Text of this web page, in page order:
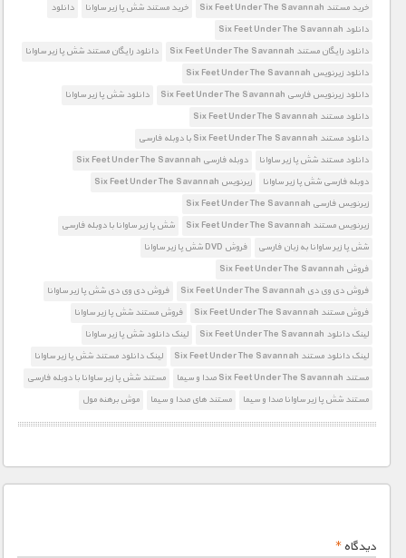
خرید مستند Six Feet Under The Savannah
خرید مستند شش پا زیر ساوانا
دانلود
دانلود Six Feet Under The Savannah
دانلود رایگان مستند Six Feet Under The Savannah
دانلود رایگان مستند شش پا زیر ساوانا
دانلود زیرنویس Six Feet Under The Savannah
دانلود زیرنویس فارسی Six Feet Under The Savannah
دانلود شش پا زیر ساوانا
دانلود مستند Six Feet Under The Savannah
دانلود مستند Six Feet Under The Savannah با دوبله فارسی
دانلود مستند شش پا زیر ساوانا
دوبله فارسی Six Feet Under The Savannah
دوبله فارسی شش پا زیر ساوانا
زیرنویس Six Feet Under The Savannah
زیرنویس فارسی Six Feet Under The Savannah
زیرنویس مستند Six Feet Under The Savannah
شش پا زیر ساوانا با دوبله فارسی
شش پا زیر ساوانا به زبان فارسی
فروش DVD شش پا زیر ساوانا
فروش Six Feet Under The Savannah
فروش دی وی دی Six Feet Under The Savannah
فروش دی وی دی شش پا زیر ساوانا
فروش مستند Six Feet Under The Savannah
فروش مستند شش پا زیر ساوانا
لینک دانلود Six Feet Under The Savannah
لینک دانلود شش پا زیر ساوانا
لینک دانلود مستند Six Feet Under The Savannah
لینک دانلود مستند شش پا زیر ساوانا
مستند Six Feet Under The Savannah صدا و سیما
مستند شش پا زیر ساوانا با دوبله فارسی
مستند شش پا زیر ساوانا صدا و سیما
مستند های صدا و سیما موش برهنه مول
دیدگاه*